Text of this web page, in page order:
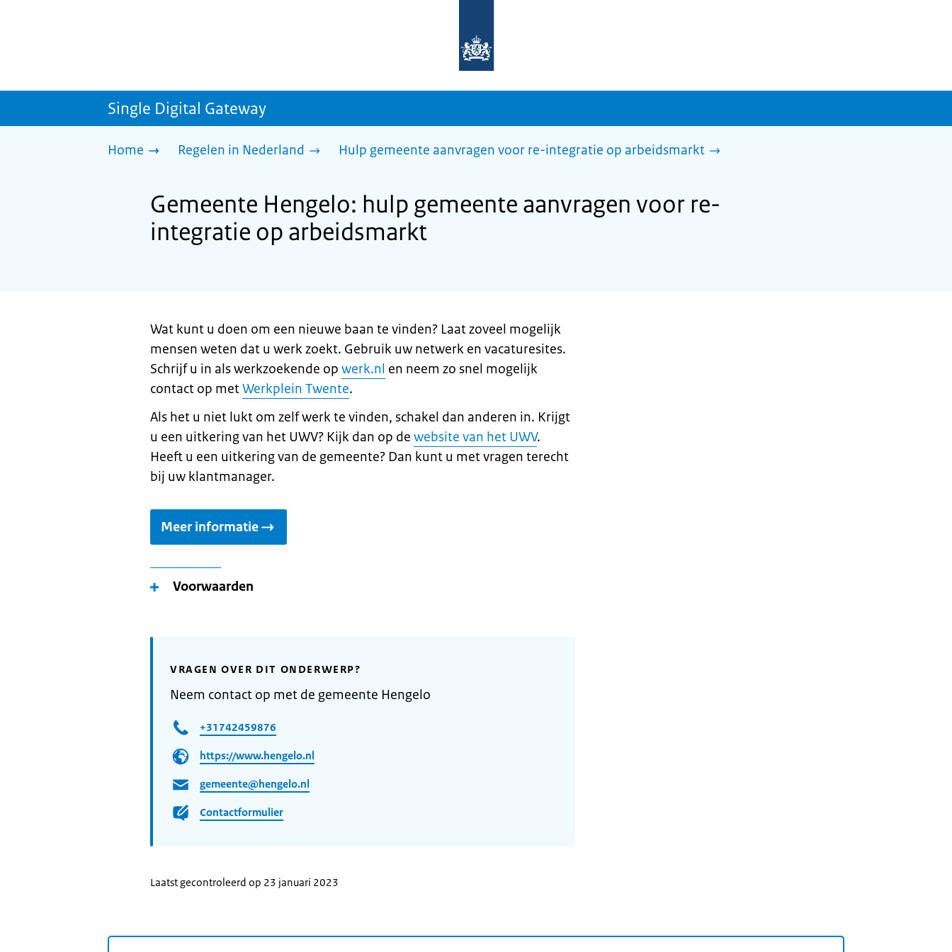
homepage
sdg.rijksoverheid.nl
Single Digital Gateway
Home Regelen in Nederland Hulp gemeente aanvragen voor re-integratie op arbeidsmarkt
Gemeente Hengelo: hulp gemeente aanvragen voor re-
integratie op arbeidsmarkt
Wat kunt u doen om een nieuwe baan te vinden? Laat zoveel mogelijk
mensen weten dat u werk zoekt. Gebruik uw netwerk en vacaturesites.
Schrijf u in als werkzoekende op werk.nl en neem zo snel mogelijk
contact op metWerkplein Twente.
Als het u niet lukt om zelf werk te vinden, schakel dan anderen in. Krijgt
u een uitkering van het UWV? Kijk dan op de website van het UWV.
Heeft u een uitkering van de gemeente? Dan kunt u met vragen terecht
bij uw klantmanager.
Meer informatie
Voorwaarden
VRAGEN OVER DIT ONDERWERP?
Neem contact op met de gemeente Hengelo
+31742459876
https://www.hengelo.nl
gemeente@hengelo.nl
Contactformulier
Laatst gecontroleerd op 23 januari 2023